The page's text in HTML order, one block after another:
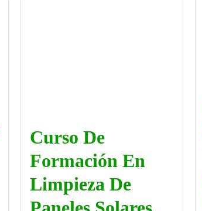
Curso De
Formación En
Limpieza De